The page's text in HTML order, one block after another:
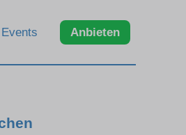
Anbieten